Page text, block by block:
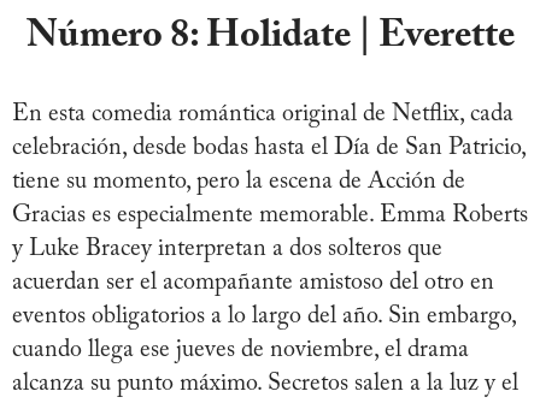
Número 8: Holidate | Everette
En esta comedia romántica original de Netflix, cada
celebración, desde bodas hasta el Día de San Patricio,
tiene su momento, pero la escena de Acción de
Gracias es especialmente memorable. Emma Roberts
y Luke Bracey interpretan a dos solteros que
acuerdan ser el acompañante amistoso del otro en
eventos obligatorios a lo largo del año. Sin embargo,
cuando llega ese jueves de noviembre, el drama
alcanza su punto máximo. Secretos salen a la luz y el